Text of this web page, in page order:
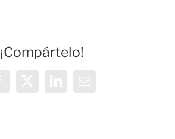
¡Compártelo!